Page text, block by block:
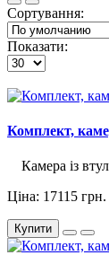
Сортування:
Показати:
Комплект,
Камера із
Ціна: 17115 грн.
Купити